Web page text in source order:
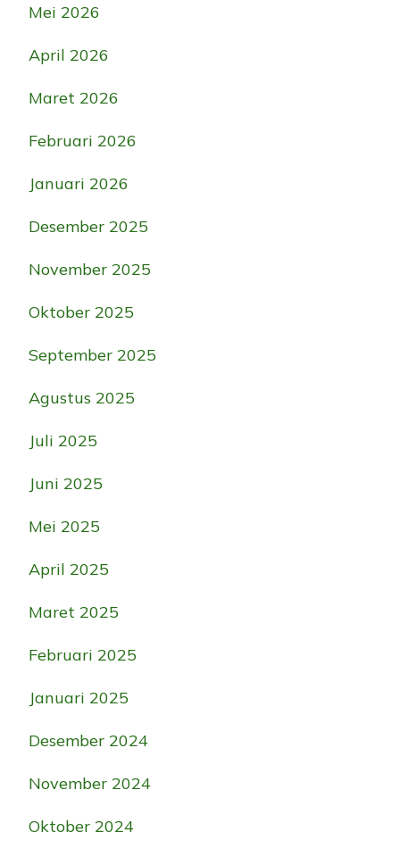
Mei 2026
April 2026
Maret 2026
Februari 2026
Januari 2026
Desember 2025
November 2025
Oktober 2025
September 2025
Agustus 2025
Juli 2025
Juni 2025
Mei 2025
April 2025
Maret 2025
Februari 2025
Januari 2025
Desember 2024
November 2024
Oktober 2024